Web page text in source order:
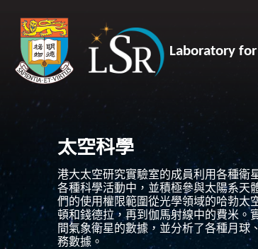
Laboratory
太空科學
港大太空研究實驗室的成員利用各種衛
各種科學活動中，並積極參與太陽系天
們的使用權限範圍從光學領域的哈勃太
頓和錢德拉，再到伽馬射線中的費米。
間氣象衛星的數據，並分析了各種月球
務數據。